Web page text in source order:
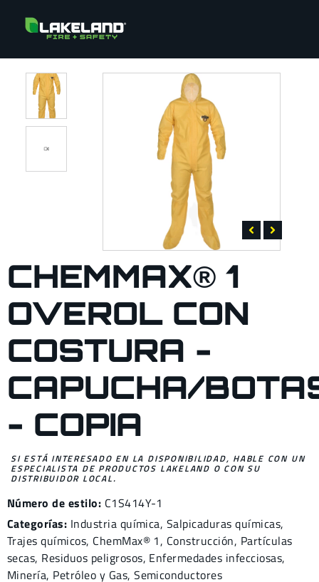
CHEMMAX® 1
OVEROL CON
COSTURA -
CAPUCHA/
- COPIA
SI ESTÁ INTERESADO EN LA DISPONIBILIDAD, HABLE CON UN
ESPECIALISTA DE PRODUCTOS LAKELAND O CON SU
DISTRIBUIDOR LOCAL.
Número de estilo: C1S414Y-1
Categorías: Industria química, Salpicaduras químicas,
Trajes químicos, ChemMax® 1, Construcción, Partículas
secas, Residuos peligrosos, Enfermedades infecciosas,
Minería, Petróleo y Gas,Semiconductores